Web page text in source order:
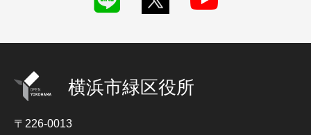
横浜市緑区役所
〒226-0013